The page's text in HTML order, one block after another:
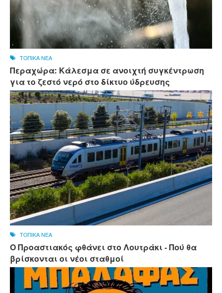
ΤΟΠΙΚΑ ΝΕΑ
Περαχώρα: Κάλεσμα σε ανοιχτή συγκέντρωση
για το ζεστό νερό στο δίκτυο ύδρευσης
ΤΟΠΙΚΑ ΝΕΑ
Ο Προαστιακός φθάνει στο Λουτράκι - Πού θα
βρίσκονται οι νέοι σταθμοί